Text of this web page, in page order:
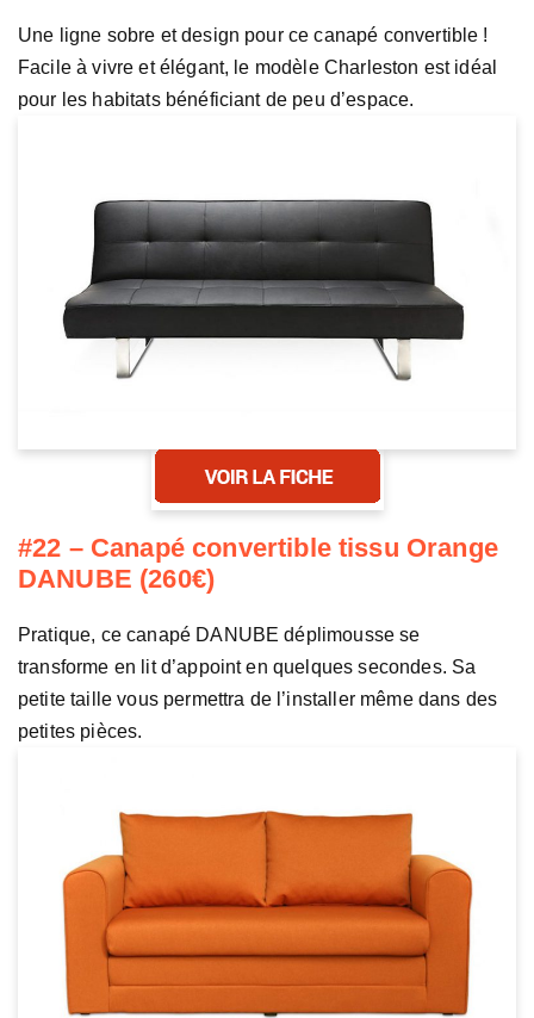
Une ligne sobre et design pour ce canapé convertible !
Facile à vivre et élégant, le modèle Charleston est idéal
pour les habitats bénéficiant de peu d’espace.
#22 – Canapé convertible tissu Orange
DANUBE (260€)
Pratique, ce canapé DANUBE déplimousse se
transforme en lit d’appoint en quelques secondes. Sa
petite taille vous permettra de l’installer même dans des
petites pièces.